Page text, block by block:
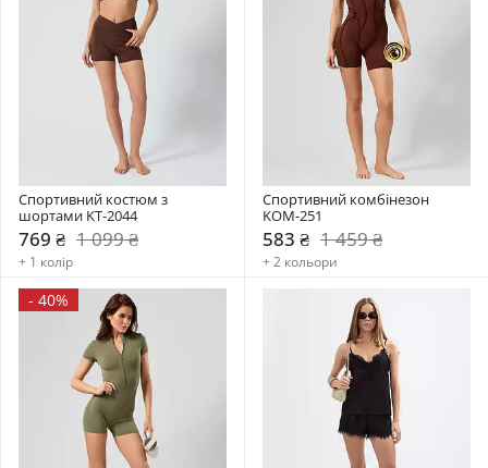
Спортивний костюм з
шортами KT-2044
769 ₴ 1 099 ₴
+ 1 колір
Спортивний комбінезон
KOM-251
583 ₴ 1 459 ₴
+ 2 кольори
- 40%